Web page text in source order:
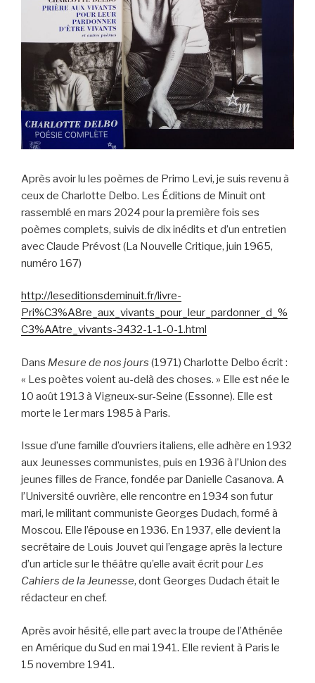
Après avoir lu les poèmes de Primo Levi, je suis revenu à
ceux de Charlotte Delbo. Les Éditions de Minuit ont
rassemblé en mars 2024 pour la première fois ses
poèmes complets, suivis de dix inédits et d’un entretien
avec Claude Prévost (La Nouvelle Critique, juin 1965,
numéro 167)
http://leseditionsdeminuit.fr/livre-
Pri%C3%A8re_aux_vivants_pour_leur_pardonner_d_%
C3%AAtre_vivants-3432-1-1-0-1.html
Dans Mesure de nos jours (1971) Charlotte Delbo écrit :
« Les poètes voient au-delà des choses. » Elle est née le
10 août 1913 à Vigneux-sur-Seine (Essonne). Elle est
morte le 1er mars 1985 à Paris.
Issue d’une famille d’ouvriers italiens, elle adhère en 1932
aux Jeunesses communistes, puis en 1936 à l’Union des
jeunes filles de France, fondée par Danielle Casanova. A
l’Université ouvrière, elle rencontre en 1934 son futur
mari, le militant communiste Georges Dudach, formé à
Moscou. Elle l’épouse en 1936. En 1937, elle devient la
secrétaire de Louis Jouvet qui l’engage après la lecture
d’un article sur le théâtre qu’elle avait écrit pour Les
Cahiers de la Jeunesse, dont Georges Dudach était le
rédacteur en chef.
Après avoir hésité, elle part avec la troupe de l’Athénée
en Amérique du Sud en mai 1941. Elle revient à Paris le
15 novembre 1941.